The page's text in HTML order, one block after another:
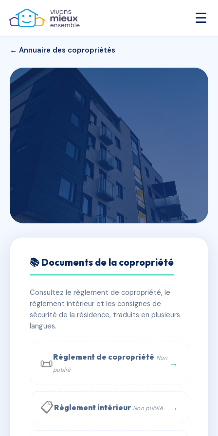
☰
← Annuaire des copropriétés
SDC 4 OBSERVATOIRE
✓ Immatriculée 🏠 4 lots 🏗 1 bâtiment(s)
📞 Contacter Syndic Digital
📚 Documents de la copropriété
Consultez le règlement de copropriété, le
règlement intérieur et les consignes de
sécurité de la résidence, traduits en plusieurs
langues.
📜Règlement de copropriété Non
publié
→
📋Règlement intérieur Non publié →